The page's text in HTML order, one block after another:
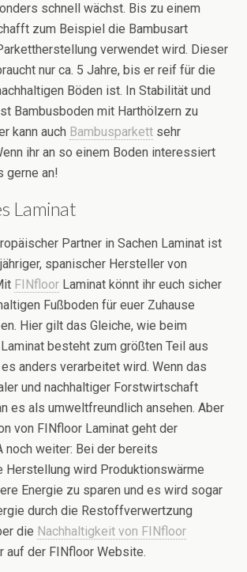
schnell wächst. Bis zu einem
zum Beispiel die Bambusart
verwendet wird. Dieser
nur ca. 5 Jahre, bis er reif für die
Böden ist. In Stabilität und
Bambusboden mit Harthölzern zu
kann auch Bambusparkett sehr
ihr an so einem Boden interessiert
gerne an!
Laminat
Partner in Sachen Laminat ist
spanischer Hersteller von
FINfloor Laminat könnt ihr euch sicher
Fußboden für euer Zuhause
Hier gilt das Gleiche, wie beim
besteht zum größten Teil aus
es anders verarbeitet wird. Wenn das
und nachhaltiger Forstwirtschaft
es als umweltfreundlich ansehen. Aber
von FINfloor Laminat geht der
noch weiter: Bei der bereits
Herstellung wird Produktionswärme
Energie zu sparen und es wird sogar
durch die Restoffverwertzung
die Nachhaltigkeit von FINfloor
auf der FINfloor Website.